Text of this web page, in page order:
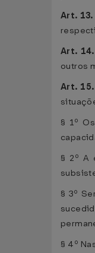
Art. 13.
Art. 14.
outros
Art. 15.
§ 1º
§ 2º A
§ 3º
§ 4º